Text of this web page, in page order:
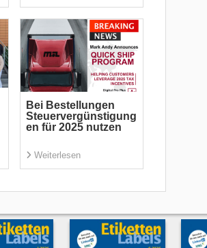
Bei Bestellungen
Steuervergünstigung
en für 2025 nutzen
Weiterlesen